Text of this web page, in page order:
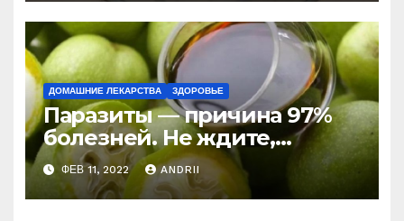
ДОМАШНИЕ ЛЕКАРСТВА ЗДОРОВЬЕ
Паразиты — причина 97%
болезней. Не ждите,
боритесь с ними уже
сейчас (Рецепт)
ФЕВ 11, 2022 ANDRII